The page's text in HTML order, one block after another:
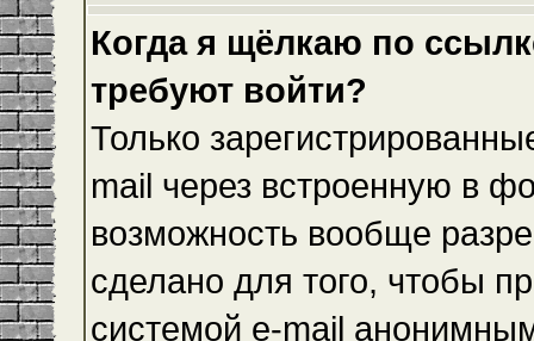
Когда я щёлкаю по
требуют войти?
Только
mail через встроенную в
возможность вообще
сделано для того, чтобы
системой e-mail